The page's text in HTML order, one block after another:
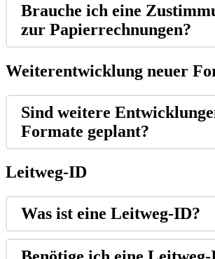
Brauche ich eine
zur Papierrechnungen?
Weiterentwicklung neuer
Sind weitere
Formate geplant?
Leitweg-ID
Was ist eine Leitweg-ID?